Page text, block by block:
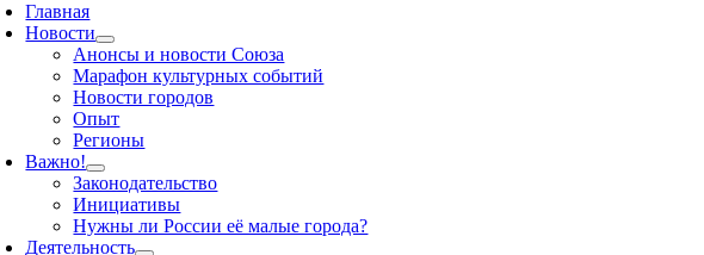
Главная
Новости
Анонсы и новости Союза
Марафон культурных событий
Новости городов
Опыт
Регионы
Важно!
Законодательство
Инициативы
Нужны ли России её малые города?
Деятельность